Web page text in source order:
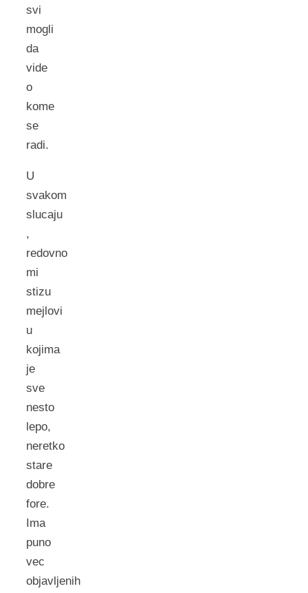
svi
mogli
da
vide
o
kome
se
radi.
U
svakom
slucaju
,
redovno
mi
stizu
mejlovi
u
kojima
je
sve
nesto
lepo,
neretko
stare
dobre
fore.
Ima
puno
vec
objavljenih